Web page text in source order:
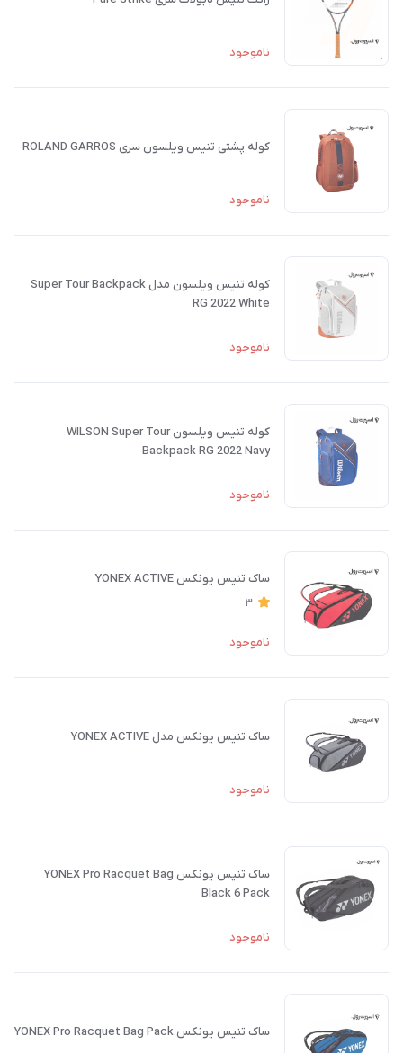
ناموجود
کوله پشتی تنیس ویلسون سری ROLAND GARROS
ناموجود
کوله تنیس ویلسون مدل Super Tour Backpack
RG 2022 White
ناموجود
کوله تنیس ویلسون WILSON Super Tour
Backpack RG 2022 Navy
ناموجود
ساک تنیس یونکس YONEX ACTIVE
3
ناموجود
ساک تنیس یونکس مدل YONEX ACTIVE
ناموجود
ساک تنیس یونکس YONEX Pro Racquet Bag
Black 6 Pack
ناموجود
ساک تنیس یونکس YONEX Pro Racquet Bag Pack